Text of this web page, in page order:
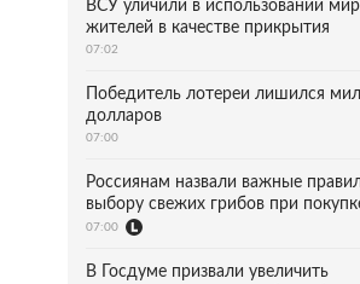
ВСУ уличили в использовании
жителей в качестве прикрытия
07:02
Победитель лотереи лишился
долларов
07:00
Россиянам назвали важные
выбору свежих грибов при
07:00
В Госдуме призвали увеличить